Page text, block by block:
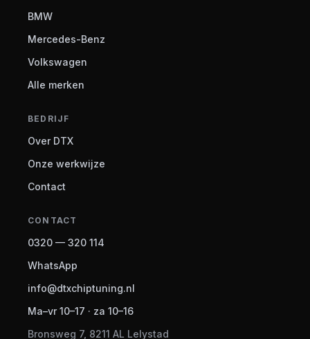
BMW
Mercedes-Benz
Volkswagen
Alle merken
BEDRIJF
Over DTX
Onze werkwijze
Contact
CONTACT
0320 — 320 114
WhatsApp
info@dtxchiptuning.nl
Ma–vr 10–17 · za 10–16
Bronsweg 7, 8211 AL Lelystad